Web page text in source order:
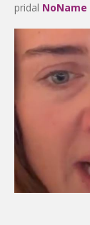
pridal NoName